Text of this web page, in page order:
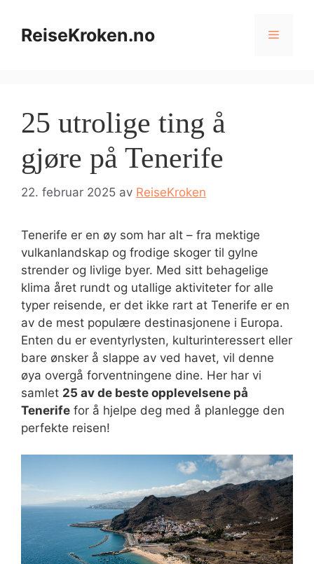
innholdReiseKroken.no Meny
25 utrolige ting å
gjøre på Tenerife
22. februar 2025 av ReiseKroken
Tenerife er en øy som har alt – fra mektige
vulkanlandskap og frodige skoger til gylne
strender og livlige byer. Med sitt behagelige
klima året rundt og utallige aktiviteter for alle
typer reisende, er det ikke rart at Tenerife er en
av de mest populære destinasjonene i Europa.
Enten du er eventyrlysten, kulturinteressert eller
bare ønsker å slappe av ved havet, vil denne
øya overgå forventningene dine. Her har vi
samlet 25 av de beste opplevelsene på
Tenerife for å hjelpe deg med å planlegge den
perfekte reisen!